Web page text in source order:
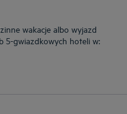
wakacje albo wyjazd
5-gwiazdkowych hoteli w: